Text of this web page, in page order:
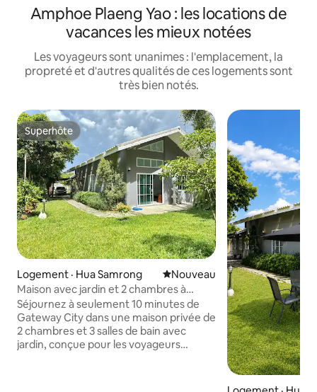
Amphoe Plaeng Yao : les locations de
vacances les mieux notées
Les voyageurs sont unanimes : l'emplacement, la
propreté et d'autres qualités de ces logements sont
très bien notés.
Superhôte
Superhôte
Logement · Hua Samrong Nouvel hébergement
Nouveau
Maison avec jardin et 2 chambres à
coucher pour 6 personnes
Séjournez à seulement 10 minutes de
Gateway City dans une maison privée de
2 chambres et 3 salles de bain avec
jardin, conçue pour les voyageurs